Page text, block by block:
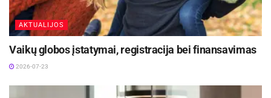
Utenos apskr. VPK informacija
AKTUALIJOS
Vaikų globos įstatymai, registracija bei finansavimas
2026-07-23